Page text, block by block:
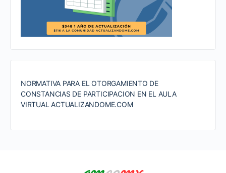
NORMATIVA PARA EL OTORGAMIENTO DE
CONSTANCIAS DE PARTICIPACION EN EL AULA
VIRTUAL ACTUALIZANDOME.COM